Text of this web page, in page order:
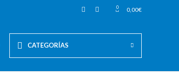
0 0,00€
CATEGORÍAS